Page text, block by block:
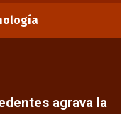
agrava la